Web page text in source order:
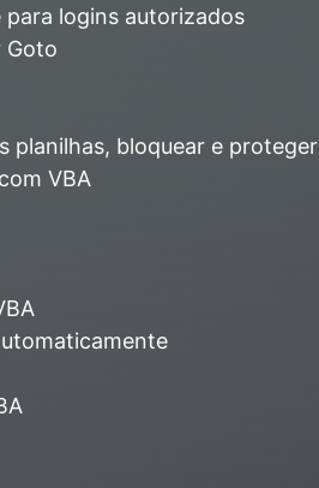
para logins autorizados
Goto
planilhas, bloquear e proteger
VBA